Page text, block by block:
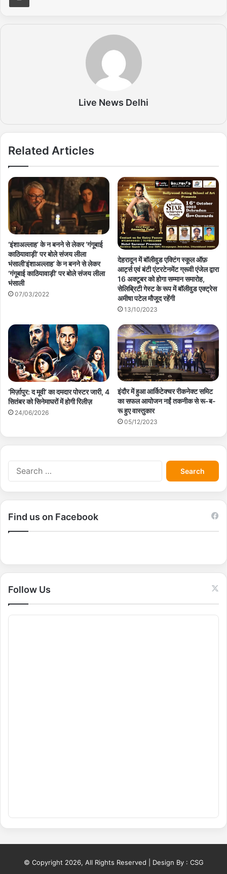
Live News Delhi
Related Articles
‘इंशाअल्लाह’ के न बनने से लेकर ‘गंगूबाई
काठियावाड़ी’ पर बोले संजय लीला
भंसाली’इंशाअल्लाह’ के न बनने से लेकर
‘गंगूबाई काठियावाड़ी’ पर बोले संजय लीला
भंसाली
07/03/2022
देहरादून में बॉलीवुड एक्टिंग स्कूल ऑफ़
आर्ट्स एवं बंटी एंटरटेनमेंट ग्रूवी एंजेल द्वारा
16 अक्टूबर को होगा सम्मान समारोह,
सेलिब्रिटी गेस्ट के रूप में बॉलीवुड एक्ट्रेस
अमीषा पटेल मौजूद रहेंगी
13/10/2023
‘मिर्ज़ापुर: द मूवी’ का दमदार पोस्टर जारी, 4
सितंबर को सिनेमाघरों में होगी रिलीज़
24/06/2026
इंदौर में हुआ आर्किटेक्चर रीकनेक्ट समिट
का सफल आयोजन नईं तकनीक से रू-ब-
रू हुए वास्तुकार
05/12/2023
S
e
a
r
r
Find us on Facebook
Follow Us
© Copyright 2026, All Rights Reserved | Design By : CSG